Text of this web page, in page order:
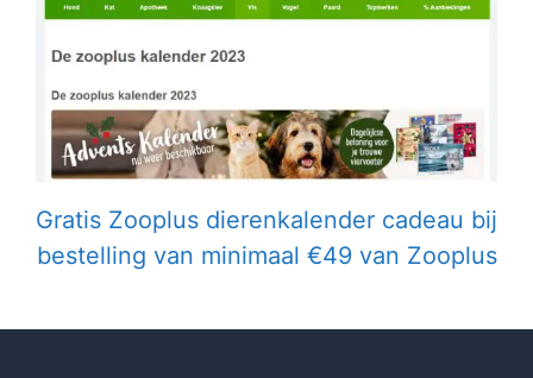
Gratis Zooplus dierenkalender cadeau bij
bestelling van minimaal €49 van Zooplus